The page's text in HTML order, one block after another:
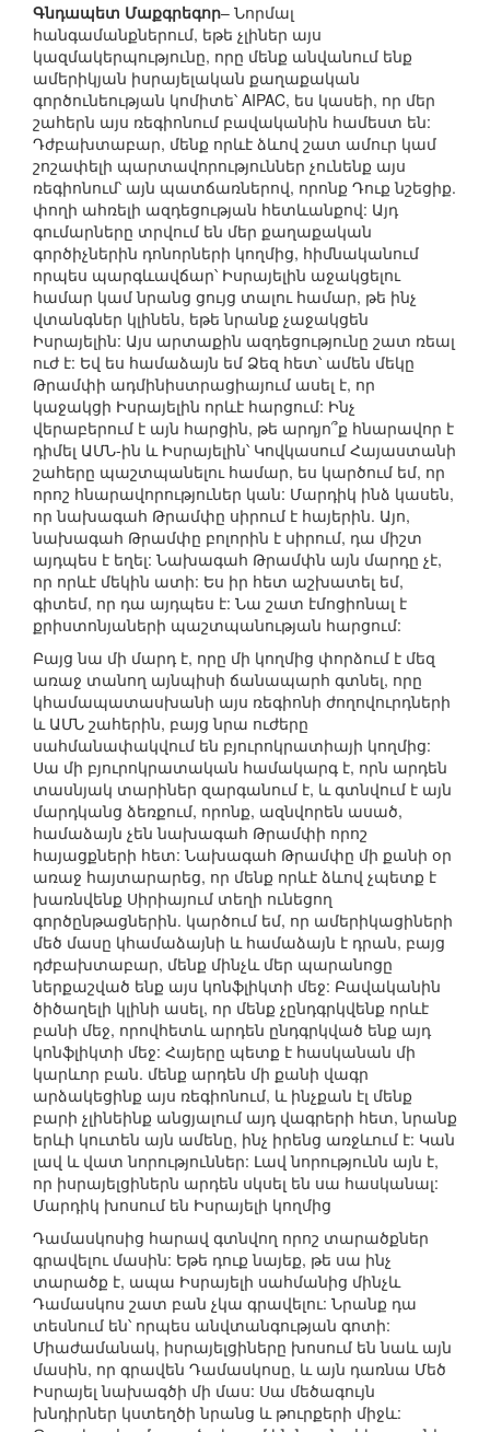
Գնդապետ Մաքգրեգոր– Նորմալ
հանգամանքներում, եթե չլիներ այս
կազմակերպությունը, որը մենք անվանում ենք
ամերիկյան իսրայելական քաղաքական
գործունեության կոմիտե՝ AIPAC, ես կասեի, որ մեր
շահերն այս ռեգիոնում բավականին համեստ են:
Դժբախտաբար, մենք որևէ ձևով շատ ամուր կամ
շոշափելի պարտավորություններ չունենք այս
ռեգիոնում՝ այն պատճառներով, որոնք Դուք նշեցիք.
փողի ահռելի ազդեցության հետևանքով: Այդ
գումարները տրվում են մեր քաղաքական
գործիչներին դոնորների կողմից, հիմնականում
որպես պարգևավճար՝ Իսրայելին աջակցելու
համար կամ նրանց ցույց տալու համար, թե ինչ
վտանգներ կլինեն, եթե նրանք չաջակցեն
Իսրայելին: Այս արտաքին ազդեցությունը շատ ռեալ
ուժ է: Եվ ես համաձայն եմ Ձեզ հետ՝ ամեն մեկը
Թրամփի ադմինիստրացիայում ասել է, որ
կաջակցի Իսրայելին որևէ հարցում: Ինչ
վերաբերում է այն հարցին, թե արդյո՞ք հնարավոր է
դիմել ԱՄՆ-ին և Իսրայելին՝ Կովկասում Հայաստանի
շահերը պաշտպանելու համար, ես կարծում եմ, որ
որոշ հնարավորություներ կան: Մարդիկ ինձ կասեն,
որ նախագահ Թրամփը սիրում է հայերին. Այո,
նախագահ Թրամփը բոլորին է սիրում, դա միշտ
այդպես է եղել: Նախագահ Թրամփն այն մարդը չէ,
որ որևէ մեկին ատի: Ես իր հետ աշխատել եմ,
գիտեմ, որ դա այդպես է: Նա շատ էմոցիոնալ է
քրիստոնյաների պաշտպանության հարցում:
Բայց նա մի մարդ է, որը մի կողմից փորձում է մեզ
առաջ տանող այնպիսի ճանապարհ գտնել, որը
կհամապատասխանի այս ռեգիոնի ժողովուրդների
և ԱՄՆ շահերին, բայց նրա ուժերը
սահմանափակվում են բյուրոկրատիայի կողմից:
Սա մի բյուրոկրատական համակարգ է, որն արդեն
տասնյակ տարիներ զարգանում է, և գտնվում է այն
մարդկանց ձեռքում, որոնք, ազնվորեն ասած,
համաձայն չեն նախագահ Թրամփի որոշ
հայացքների հետ: Նախագահ Թրամփը մի քանի օր
առաջ հայտարարեց, որ մենք որևէ ձևով չպետք է
խառնվենք Սիրիայում տեղի ունեցող
գործընթացներին. կարծում եմ, որ ամերիկացիների
մեծ մասը կհամաձայնի և համաձայն է դրան, բայց
դժբախտաբար, մենք մինչև մեր պարանոցը
ներքաշված ենք այս կոնֆլիկտի մեջ: Բավականին
ծիծաղելի կլինի ասել, որ մենք չընդգրկվենք որևէ
բանի մեջ, որովհետև արդեն ընդգրկված ենք այդ
կոնֆլիկտի մեջ: Հայերը պետք է հասկանան մի
կարևոր բան. մենք արդեն մի քանի վագր
արձակեցինք այս ռեգիոնում, և ինչքան էլ մենք
բարի չլինեինք անցյալում այդ վագրերի հետ, նրանք
երևի կուտեն այն ամենը, ինչ իրենց առջևում է: Կան
լավ և վատ նորություններ: Լավ նորությունն այն է,
որ իսրայելցիներն արդեն սկսել են սա հասկանալ:
Մարդիկ խոսում են Իսրայելի կողմից
Դամասկոսից հարավ գտնվող որոշ տարածքներ
գրավելու մասին: Եթե դուք նայեք, թե սա ինչ
տարածք է, ապա Իսրայելի սահմանից մինչև
Դամասկոս շատ բան չկա գրավելու: Նրանք դա
տեսնում են՝ որպես անվտանգության գոտի:
Միաժամանակ, իսրայելցիները խոսում են նաև այն
մասին, որ գրավեն Դամասկոսը, և այն դառնա Մեծ
Իսրայել նախագծի մի մաս: Սա մեծագույն
խնդիրներ կստեղծի նրանց և թուրքերի միջև: